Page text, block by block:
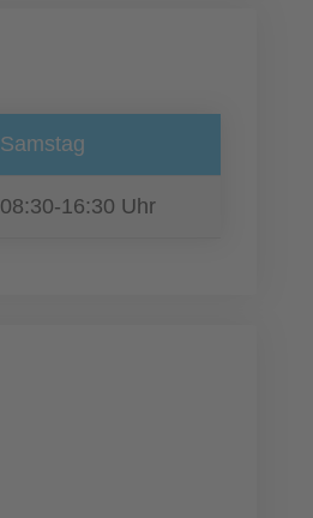
Samstag
08:30-16:30 Uhr